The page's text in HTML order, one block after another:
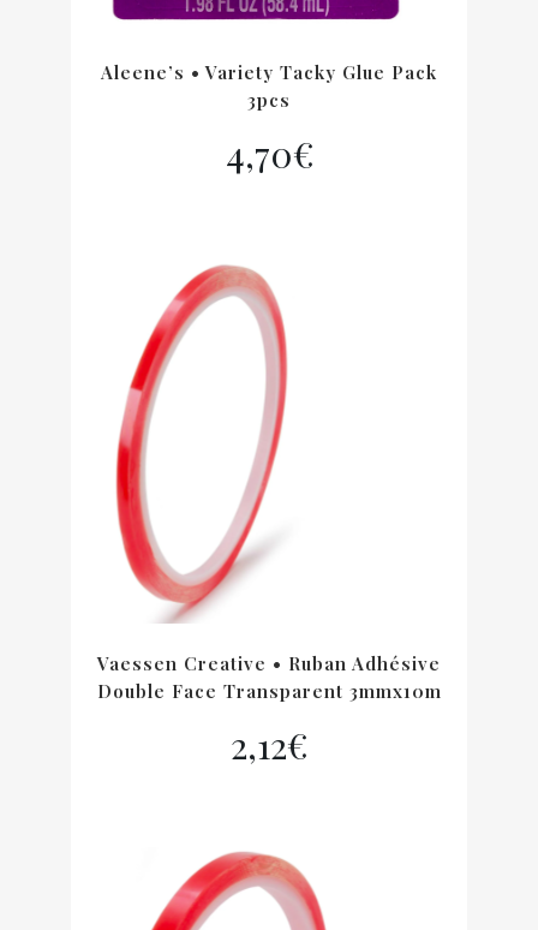
Aleene’s • Variety Tacky Glue Pack
3pcs
4,70€
Vaessen Creative • Ruban Adhésive
Double Face Transparent 3mmx10m
2,12€